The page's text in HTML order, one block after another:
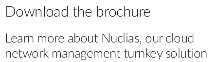
Download the brochure
Learn more about Nuclias, our cloud
network management turnkey solution